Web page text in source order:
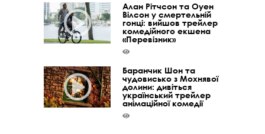
Алан Рітчсон та Оуен
Вілсон у смертельній
гонці: вийшов трейлер
комедійного екшена
«Перевізник»
Баранчик Шон та
чудовисько з Мохнявої
долини: дивіться
український трейлер
анімаційної комедії